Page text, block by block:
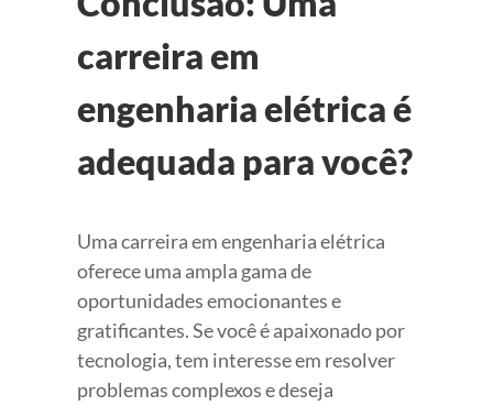
carreira em
engenharia elétrica é
adequada para você?
Uma carreira em engenharia elétrica
oferece uma ampla gama de
oportunidades emocionantes e
gratificantes. Se você é apaixonado por
tecnologia, tem interesse em resolver
problemas complexos e deseja